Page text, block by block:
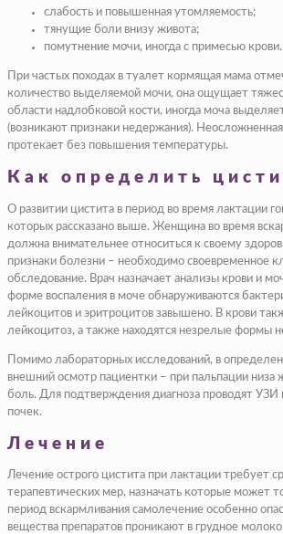
слабость и повышенная утомляемость;
тянущие боли внизу живота;
помутнение мочи, иногда с примесью крови.
При частых походах в туалет кормящая мама
количество выделяемой мочи, она ощущает
области надлобковой кости, иногда моча
(возникают признаки недержания).
протекает без повышения температуры.
Как определить
О развитии цистита в период во время лактации
которых рассказано выше. Женщина во время
должна внимательнее относиться к своему
признаки болезни – необходимо своевременное
обследование. Врач назначает анализы крови и
форме воспаления в моче обнаруживаются
лейкоцитов и эритроцитов завышено. В крови
лейкоцитоз, а также находятся незрелые формы
Помимо лабораторных исследований, в
внешний осмотр пациентки – при пальпации
боль. Для подтверждения диагноза проводят УЗИ
почек.
Лечение
Лечение острого цистита при лактации требует
терапевтических мер, назначать которые может
период вскармливания самолечение особенно
вещества препаратов проникают в грудное